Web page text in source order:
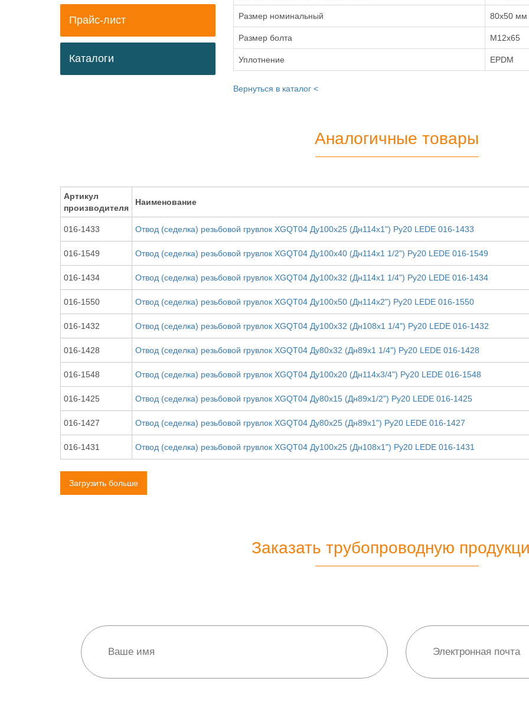
Прайс-лист
Каталоги
Размер номинальный 80х50 мм
Размер болта M12х65
Уплотнение EPDM
Вернуться в каталог <
Аналогичные товары
Артикул
производителя
Наименование
016-1433 Отвод (седелка) резьбовой грувлок XGQT04 Ду100х25 (Дн114х1") Ру20 LEDE 016-1433
016-1549 Отвод (седелка) резьбовой грувлок XGQT04 Ду100х40 (Дн114х1 1/2") Ру20 LEDE 016-1549
016-1434 Отвод (седелка) резьбовой грувлок XGQT04 Ду100х32 (Дн114х1 1/4") Ру20 LEDE 016-1434
016-1550 Отвод (седелка) резьбовой грувлок XGQT04 Ду100х50 (Дн114х2") Ру20 LEDE 016-1550
016-1432 Отвод (седелка) резьбовой грувлок XGQT04 Ду100х32 (Дн108х1 1/4") Ру20 LEDE 016-1432
016-1428 Отвод (седелка) резьбовой грувлок XGQT04 Ду80х32 (Дн89х1 1/4") Ру20 LEDE 016-1428
016-1548 Отвод (седелка) резьбовой грувлок XGQT04 Ду100х20 (Дн114х3/4") Ру20 LEDE 016-1548
016-1425 Отвод (седелка) резьбовой грувлок XGQT04 Ду80х15 (Дн89х1/2") Ру20 LEDE 016-1425
016-1427 Отвод (седелка) резьбовой грувлок XGQT04 Ду80х25 (Дн89х1") Ру20 LEDE 016-1427
016-1431 Отвод (седелка) резьбовой грувлок XGQT04 Ду100х25 (Дн108х1") Ру20 LEDE 016-1431
Загрузить больше
Заказать трубопроводную